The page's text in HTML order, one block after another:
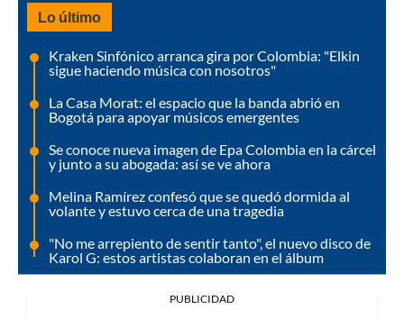
Lo último
Kraken Sinfónico arranca gira por Colombia: "Elkin
sigue haciendo música con nosotros"
La Casa Morat: el espacio que la banda abrió en
Bogotá para apoyar músicos emergentes
Se conoce nueva imagen de Epa Colombia en la cárcel
y junto a su abogada: así se ve ahora
Melina Ramírez confesó que se quedó dormida al
volante y estuvo cerca de una tragedia
"No me arrepiento de sentir tanto", el nuevo disco de
Karol G: estos artistas colaboran en el álbum
PUBLICIDAD